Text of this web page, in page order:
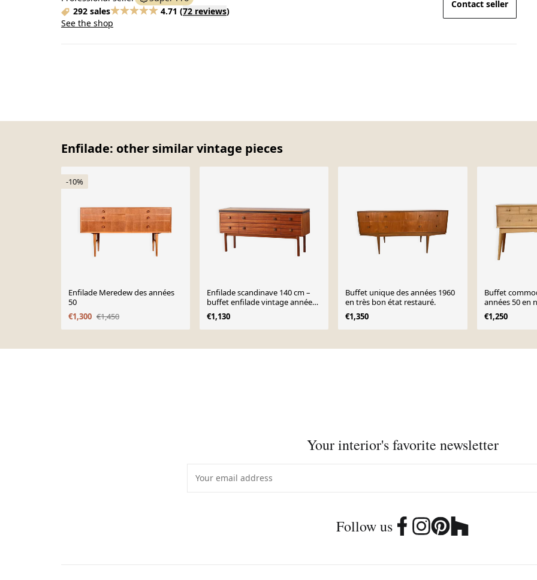
292 sales
4.71 (72 reviews)
See the shop
Contact seller
Enfilade: other similar vintage pieces
-10%
Enfilade Meredew des années
50
€1,300 €1,450
Enfilade scandinave 140 cm –
buffet enfilade vintage années
60
€1,130
Buffet unique des années 1960
en très bon état restauré.
€1,350
Buffet
années 50 en
moderne
€1,250
Your interior's favorite newsletter
Follow us